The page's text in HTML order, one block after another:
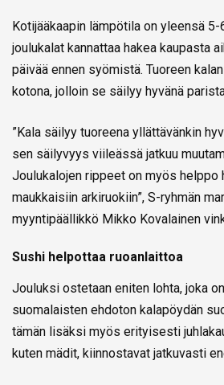
Kotijääkaapin lämpötila on yleensä
joulukalat kannattaa hakea kaupasta
päivää ennen syömistä. Tuoreen
kotona, jolloin se säilyy hyvänä
”Kala säilyy tuoreena yllättävänkin
sen säilyvyys viileässä jatkuu
Joulukalojen rippeet on myös helppo
maukkaisiin arkiruokiin”, S-ryhmän
myyntipäällikkö Mikko Kovalainen
Sushi helpottaa ruoanlaittoa
Jouluksi ostetaan eniten lohta, joka
suomalaisten ehdoton kalapöydän
tämän lisäksi myös erityisesti
kuten mädit, kiinnostavat jatkuvasti